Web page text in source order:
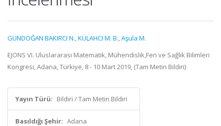
GÜNDOĞAN BAKIRCI N.,KÜLAHCI M. B.,Aşula M.
EJONS VI. Uluslararası Matematik, Mühendislik,Fen ve Sağlık Bilimleri
Kongresi, Adana, Türkiye, 8 - 10 Mart 2019, (Tam Metin Bildiri)
Yayın Türü: Bildiri / Tam Metin Bildiri
Basıldığı Şehir: Adana